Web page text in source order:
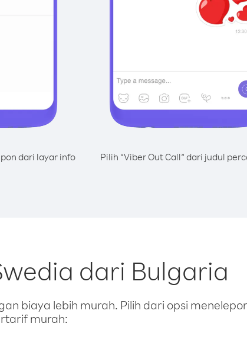
dari layar info
Pilih “Viber Out Call” dari judul
dari Bulgaria
biaya lebih murah. Pilih dari opsi
murah: